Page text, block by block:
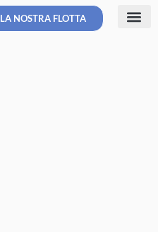
LA NOSTRA FLOTTA